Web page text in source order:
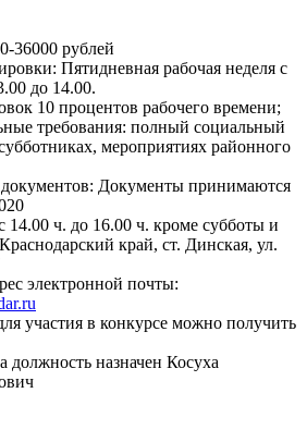
36000 рублей
Пятидневная рабочая неделя с
до 14.00.
10 процентов рабочего времени;
требования: полный социальный
мероприятиях районного
Документы принимаются
14.00 ч. до 16.00 ч. кроме субботы и
край, ст. Динская, ул.
электронной почты:
участия в конкурсе можно получить
должность назначен Косуха